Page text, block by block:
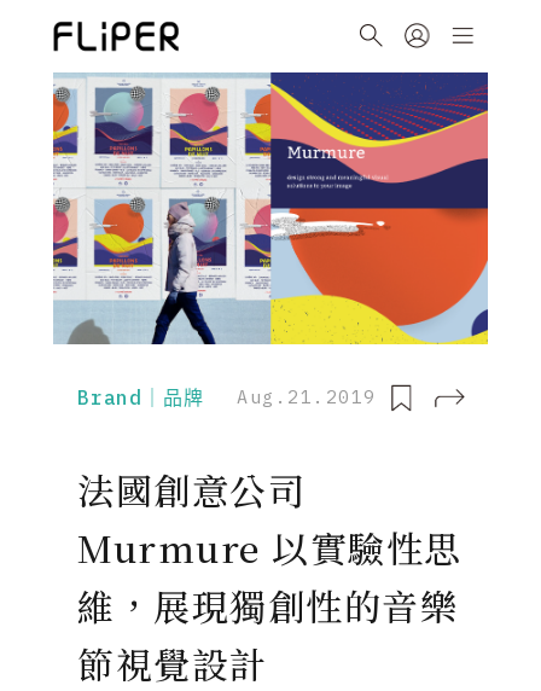
Brand｜品牌 Aug.21.2019
法國創意公司
Murmure 以實驗性思
維，展現獨創性的音樂
節視覺設計